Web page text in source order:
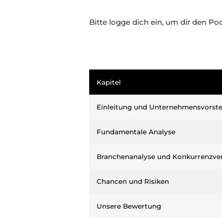
Bitte logge dich ein, um dir den
Kapitel
Einleitung und
Fundamentale Analyse
Branchenanalyse und
Chancen und Risiken
Unsere Bewertung